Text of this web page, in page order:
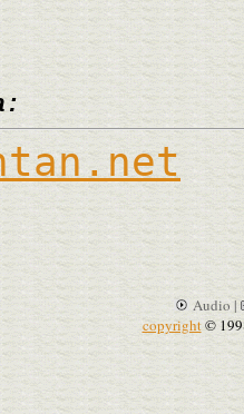
Audio |
copyright©